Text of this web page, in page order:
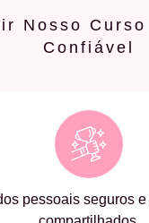
Nosso
Confiável
pessoais seguros